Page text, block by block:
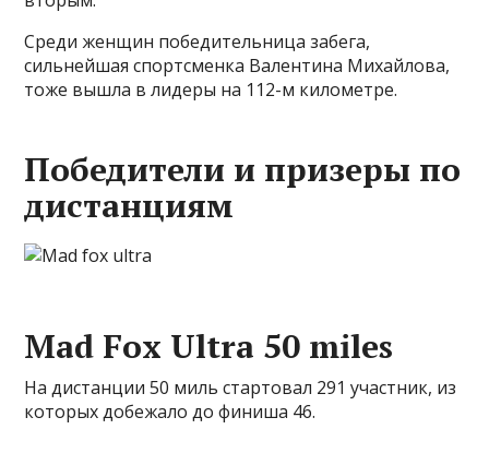
Среди женщин победительница забега,
сильнейшая спортсменка Валентина Михайлова,
тоже вышла в лидеры на 112-м километре.
Победители и призеры по
дистанциям
Mad Fox Ultra 50 miles
На дистанции 50 миль стартовал 291 участник, из
которых добежало до финиша 46.